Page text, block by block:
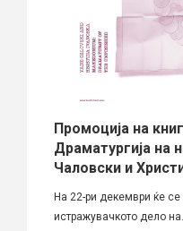
Промоција на
Драматургија на
Чаловски и
На 22-ри декември ќе
истражувачкото дело